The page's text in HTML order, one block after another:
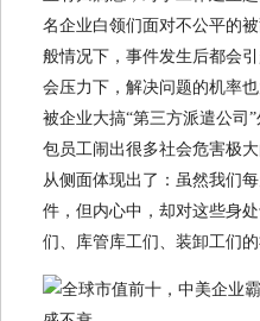
名企业白领们面对不公平的
般情况下，事件发生后都会
会压力下，解决问题的机率
被企业大搞“第三方派遣公司
包员工闹出很多社会危害极
从侧面体现出了：虽然我们
件，但内心中，却对这些身
们、库管库工们、装卸工们